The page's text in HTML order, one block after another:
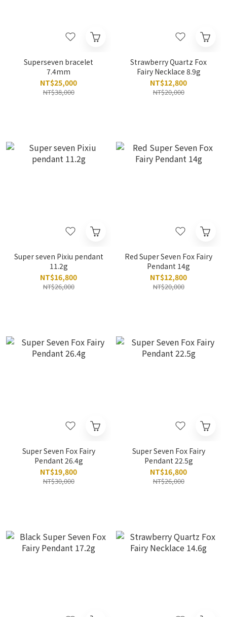
Superseven bracelet
7.4mm
NT$25,000
NT$38,000
Strawberry Quartz Fox
Fairy Necklace 8.9g
NT$12,800
NT$20,000
Super seven Pixiu pendant
11.2g
NT$16,800
NT$26,000
Red Super Seven Fox Fairy
Pendant 14g
NT$12,800
NT$20,000
Super Seven Fox Fairy
Pendant 26.4g
NT$19,800
NT$30,000
Super Seven Fox Fairy
Pendant 22.5g
NT$16,800
NT$26,000